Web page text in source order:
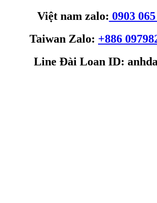
Việt nam zalo: 0903
Taiwan Zalo: +886
Line Đài Loan ID: